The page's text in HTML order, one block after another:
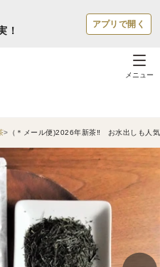
！
アプリで開く
メニュー
（＊メール便)2026年新茶‼ お水出しも人